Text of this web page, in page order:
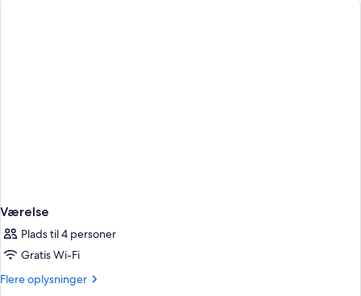
Værelse
Plads til 4 personer
Gratis Wi-Fi
Flere oplysninger
Flere